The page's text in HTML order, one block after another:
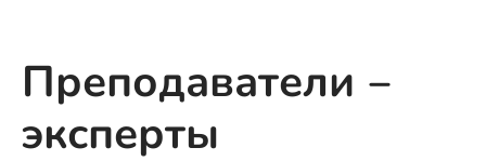
Преподаватели ‒
эксперты